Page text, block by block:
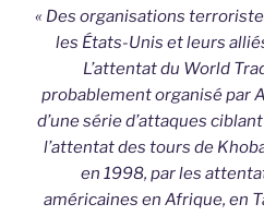
« Des organisations
les États-Unis et leurs
L’attentat du World
probablement organisé par
d’une série d’attaques
l’attentat des tours de
en 1998, par les
américaines en Afrique, en